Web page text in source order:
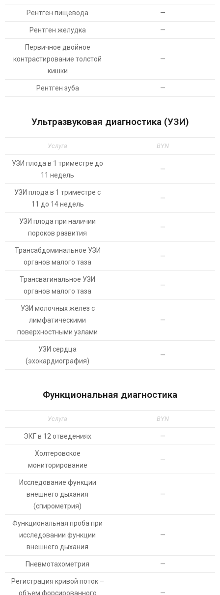
Рентген пищевода —
Рентген желудка —
Первичное двойное
контрастирование толстой
кишки
—
Рентген зуба —
Ультразвуковая диагностика (УЗИ)
Услуга BYN
УЗИ плода в 1 триместре до
11 недель
—
УЗИ плода в 1 триместре с
11 до 14 недель
—
УЗИ плода при наличии
пороков развития
—
Трансабдоминальное УЗИ
органов малого таза
—
Трансвагинальное УЗИ
органов малого таза
—
УЗИ молочных желез с
лимфатическими
поверхностными узлами
—
УЗИ сердца
(эхокардиография)
—
Функциональная диагностика
Услуга BYN
ЭКГ в 12 отведениях —
Холтеровское
мониторирование
—
Исследование функции
внешнего дыхания
(спирометрия)
—
Функциональная проба при
исследовании функции
внешнего дыхания
—
Пневмотахометрия —
Регистрация кривой поток –
объем форсированного
—